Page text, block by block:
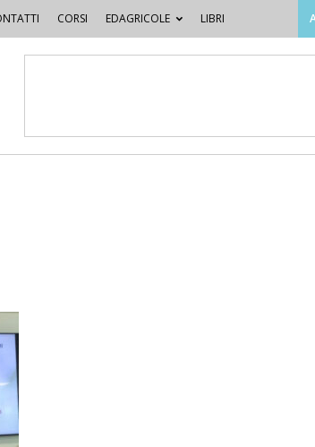
CORSI EDAGRICOLE LIBRI